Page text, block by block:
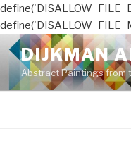
Naar
de
inhoud
springen
DIJKMAN
Abstract Paintings from